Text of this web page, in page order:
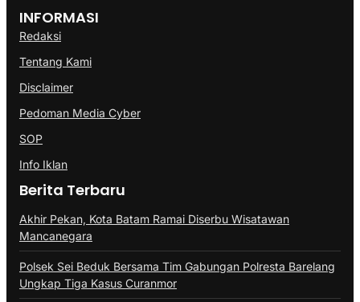
INFORMASI
Redaksi
Tentang Kami
Disclaimer
Pedoman Media Cyber
SOP
Info Iklan
Berita Terbaru
Akhir Pekan, Kota Batam Ramai Diserbu Wisatawan
Mancanegara
Polsek Sei Beduk Bersama Tim Gabungan Polresta Barelang
Ungkap Tiga Kasus Curanmor